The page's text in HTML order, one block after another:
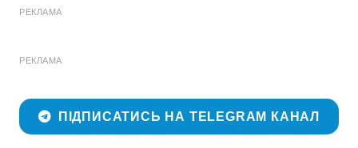
РЕКЛАМА
РЕКЛАМА
ПІДПИСАТИСЬ НА TELEGRAM КАНАЛ